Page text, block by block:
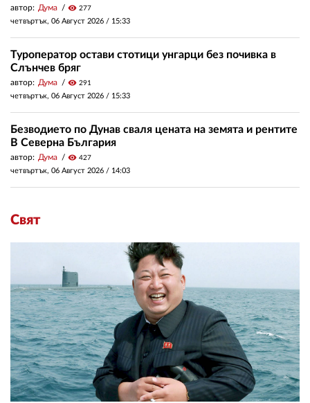
автор: Дума visibility 277
четвъртък, 06 Август 2026 / 15:33
Туроператор остави стотици унгарци без почивка в
Слънчев бряг
автор: Дума visibility 291
четвъртък, 06 Август 2026 / 15:33
Безводието по Дунав сваля цената на земята и рентите
В Северна България
автор: Дума visibility 427
четвъртък, 06 Август 2026 / 14:03
Свят